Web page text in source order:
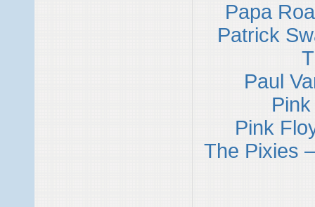
Papa
Patrick
Paul
Pink
The Pixies